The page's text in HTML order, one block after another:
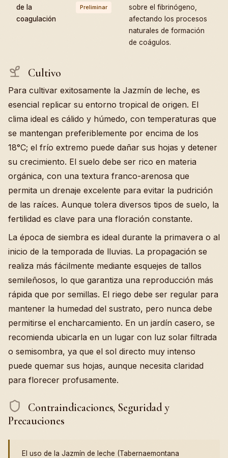
de la
coagulación
Preliminar
sobre el fibrinógeno,
afectando los procesos
naturales de formación
de coágulos.
Cultivo
Para cultivar exitosamente la Jazmín de leche, es
esencial replicar su entorno tropical de origen. El
clima ideal es cálido y húmedo, con temperaturas que
se mantengan preferiblemente por encima de los
18°C; el frío extremo puede dañar sus hojas y detener
su crecimiento. El suelo debe ser rico en materia
orgánica, con una textura franco-arenosa que
permita un drenaje excelente para evitar la pudrición
de las raíces. Aunque tolera diversos tipos de suelo, la
fertilidad es clave para una floración constante.
La época de siembra es ideal durante la primavera o al
inicio de la temporada de lluvias. La propagación se
realiza más fácilmente mediante esquejes de tallos
semileñosos, lo que garantiza una reproducción más
rápida que por semillas. El riego debe ser regular para
mantener la humedad del sustrato, pero nunca debe
permitirse el encharcamiento. En un jardín casero, se
recomienda ubicarla en un lugar con luz solar filtrada
o semisombra, ya que el sol directo muy intenso
puede quemar sus hojas, aunque necesita claridad
para florecer profusamente.
Contraindicaciones, Seguridad y
Precauciones
El uso de la Jazmín de leche (Tabernaemontana